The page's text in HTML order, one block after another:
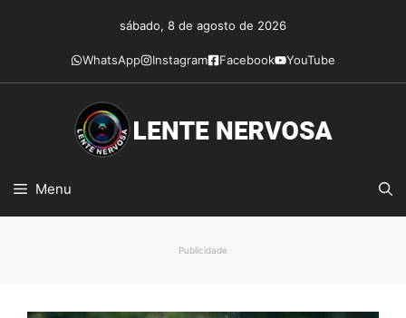
conteúdo
sábado, 8 de agosto de 2026
WhatsApp Instagram Facebook YouTube
Menu
Publicidade